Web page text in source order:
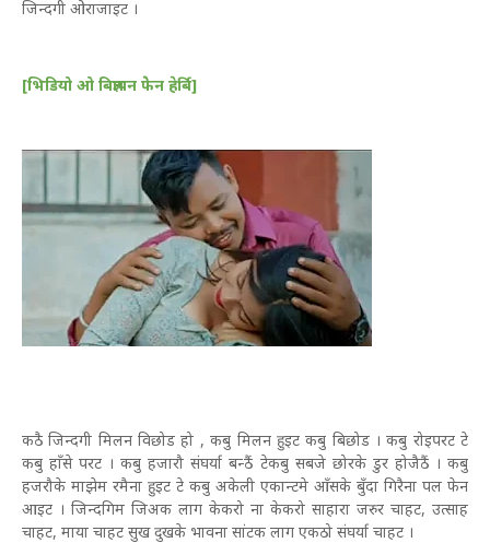
जिन्दगी ओराजाइट ।
[भिडियो ओ बिज्ञापन फेेन हेर्बि]
कठै जिन्दगी मिलन विछोड हो , कबु मिलन हुइट कबु बिछोड । कबु रोइपरट टे
कबु हाँसे परट । कबु हजारौ संघर्या बन्ठैं टेकबु सबजे छोरके डुर होजैठैं । कबु
हजरौके माझेम रमैना हुइट टे कबु अकेली एकान्टमे आँसके बुँदा गिरैना पल फेन
आइट । जिन्दगिम जिअक लाग केकरो ना केकरो साहारा जरुर चाहट, उत्साह
चाहट, माया चाहट सुख दुखके भावना सांटक लाग एकठो संघर्या चाहट ।